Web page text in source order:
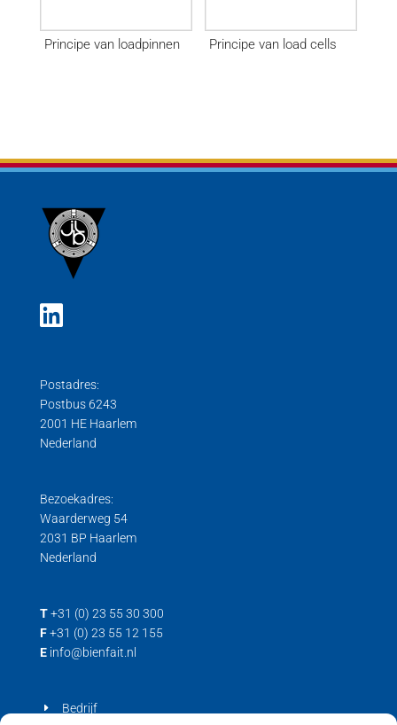
Principe van loadpinnen Principe van load cells
Postadres:
Postbus 6243
2001 HE Haarlem
Nederland
Bezoekadres:
Waarderweg 54
2031 BP Haarlem
Nederland
T +31 (0) 23 55 30 300
F +31 (0) 23 55 12 155
E info@bienfait.nl
Bedrijf